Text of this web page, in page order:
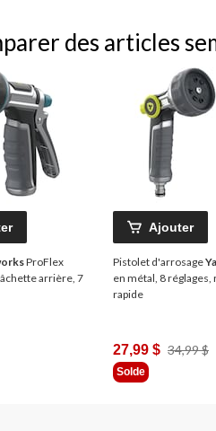
des articles
ProFlex
arrière, 7
Ajouter
Pistolet d'arrosage
en métal, 8 réglages,
rapide
27,99 $ 34,99 $
Solde